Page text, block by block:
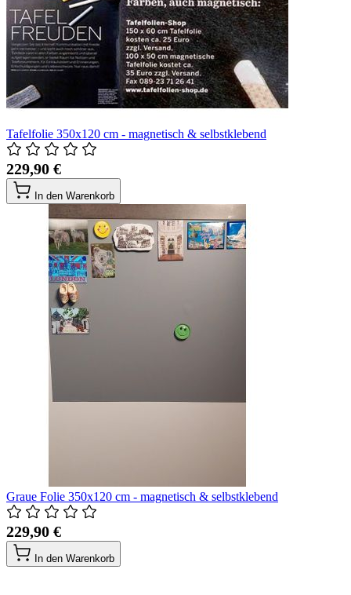
Tafelfolie 350x120 cm - magnetisch & selbstklebend
229,90 €
In den Warenkorb
Graue Folie 350x120 cm - magnetisch & selbstklebend
229,90 €
In den Warenkorb